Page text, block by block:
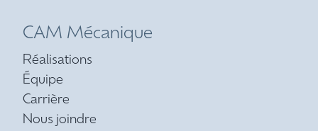
CAM Mécanique
Réalisations
Équipe
Carrière
Nous joindre